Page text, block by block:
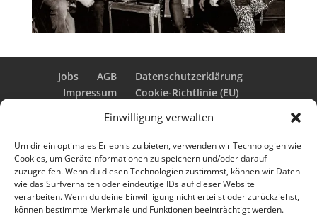
Einwilligung verwalten
Um dir ein optimales Erlebnis zu bieten, verwenden wir Technologien wie
Cookies, um Geräteinformationen zu speichern und/oder darauf
zuzugreifen. Wenn du diesen Technologien zustimmst, können wir Daten
wie das Surfverhalten oder eindeutige IDs auf dieser Website
verarbeiten. Wenn du deine Einwillligung nicht erteilst oder zurückziehst,
können bestimmte Merkmale und Funktionen beeinträchtigt werden.
Jobs AGB
Datenschutzerklärung
Impressum
Cookie-Richtlinie (EU)
Designed by Renraku